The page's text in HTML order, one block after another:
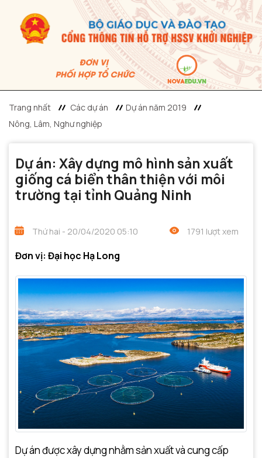
Trang nhất Các dự án
Dự án năm 2019
Nông, Lâm, Nghư nghiệp
Dự án: Xây dựng mô hình sản xuất
giống cá biển thân thiện với môi
trường tại tỉnh Quảng Ninh
Thứ hai - 20/04/2020 05:10 1791 lượt xem
Đơn vị: Đại học Hạ Long
Dự án được xây dựng nhằm sản xuất và cung cấp